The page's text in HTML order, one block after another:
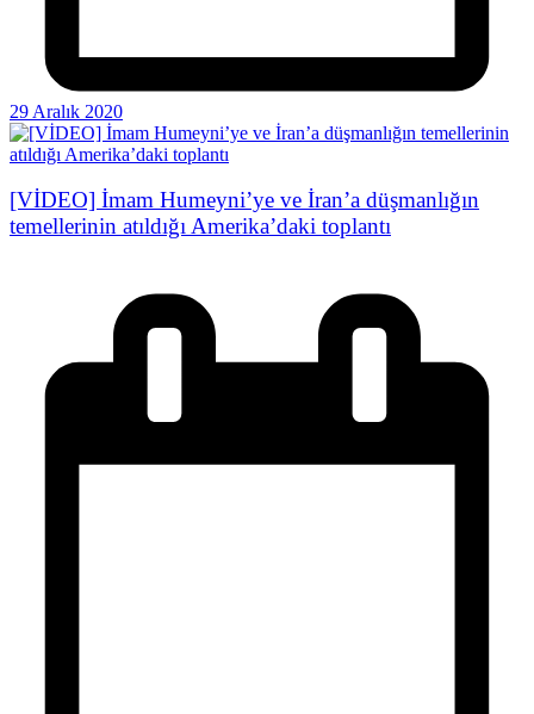
29 Aralık 2020
[VİDEO] İmam Humeyni’ye ve İran’a düşmanlığın
temellerinin atıldığı Amerika’daki toplantı